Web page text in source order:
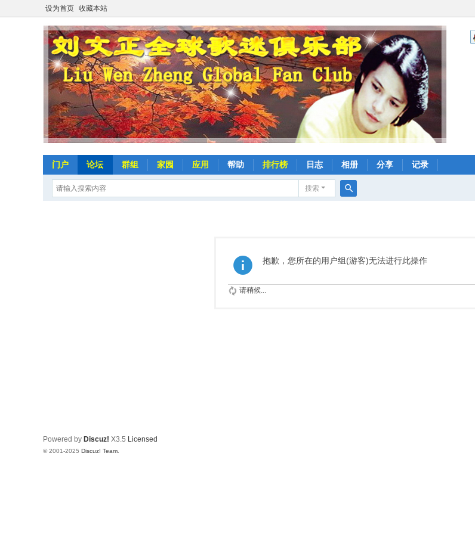
设为首页 收藏本站
门户 论坛 群组 家园 应用 帮助 排行榜 日志 相册 分享 记录
搜索
抱歉，您所在的用户组(游客)无法进行此操作
请稍候...
Powered by Discuz! X3.5 Licensed
© 2001-2025 Discuz! Team